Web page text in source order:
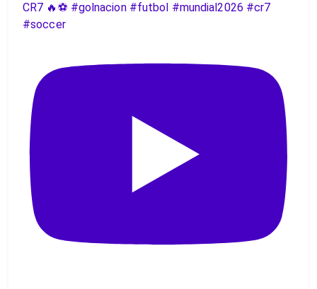
CR7 🔥⚽️ #golnacion #futbol #mundial2026 #cr7
#soccer